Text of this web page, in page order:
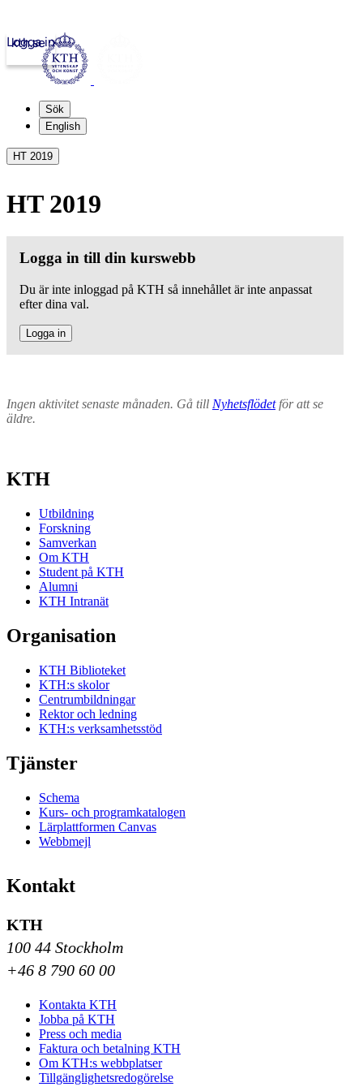
kth.se
Logga in
Sök
English
HT 2019
HT 2019
Logga in till din kurswebb
Du är inte inloggad på KTH så innehållet är inte anpassat
efter dina val.
Logga in
Ingen aktivitet senaste månaden. Gå till Nyhetsflödetför att se
äldre.
KTH
Utbildning
Forskning
Samverkan
Om KTH
Student på KTH
Alumni
KTH Intranät
Organisation
KTH Biblioteket
KTH:s skolor
Centrumbildningar
Rektor och ledning
KTH:s verksamhetsstöd
Tjänster
Schema
Kurs- och programkatalogen
Lärplattformen Canvas
Webbmejl
Kontakt
KTH
100 44 Stockholm
+46 8 790 60 00
Kontakta KTH
Jobba på KTH
Press och media
Faktura och betalning KTH
Om KTH:s webbplatser
Tillgänglighetsredogörelse